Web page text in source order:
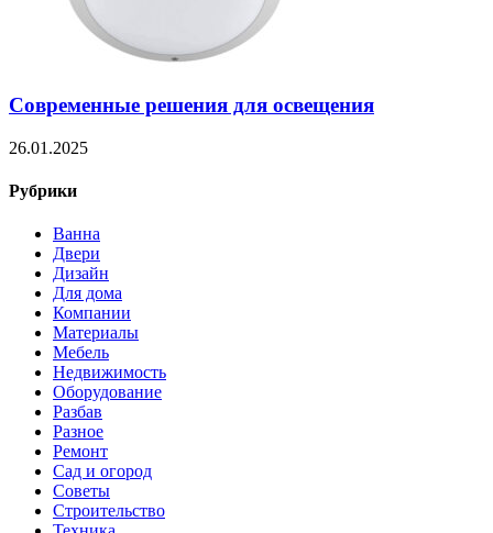
Современные решения для освещения
26.01.2025
Рубрики
Ванна
Двери
Дизайн
Для дома
Компании
Материалы
Мебель
Недвижимость
Оборудование
Разбав
Разное
Ремонт
Сад и огород
Советы
Строительство